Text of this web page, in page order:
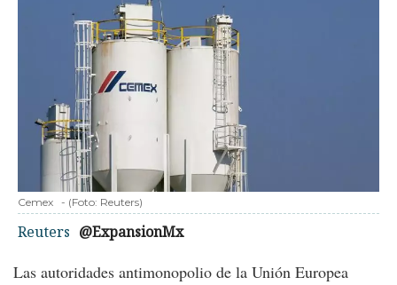
Cemex - (Foto: Reuters)
Reuters @ExpansionMx
Las autoridades antimonopolio de la Unión Europea